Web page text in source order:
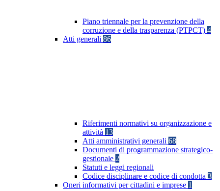
Piano triennale per la prevenzione della
corruzione e della trasparenza (PTPCT) 4
Atti generali 86
Riferimenti normativi su organizzazione e
attività 13
Atti amministrativi generali 68
Documenti di programmazione strategico-
gestionale 2
Statuti e leggi regionali
Codice disciplinare e codice di condotta 3
Oneri informativi per cittadini e imprese 1